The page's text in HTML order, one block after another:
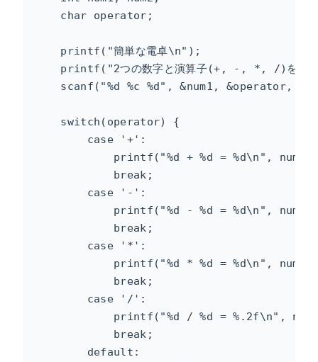
    char operator;
    printf("簡単な電卓\n");
printf("2つの数字と演算子(+, -, *, /)を入
scanf("%d %c %d", &num1, &operator,
    switch(operator) {
        case '+':
printf("%d + %d = %d\n",
            break;
        case '-':
printf("%d - %d = %d\n",
            break;
        case '*':
printf("%d * %d = %d\n",
            break;
        case '/':
printf("%d / %d = %.2f\n",
            break;
        default: